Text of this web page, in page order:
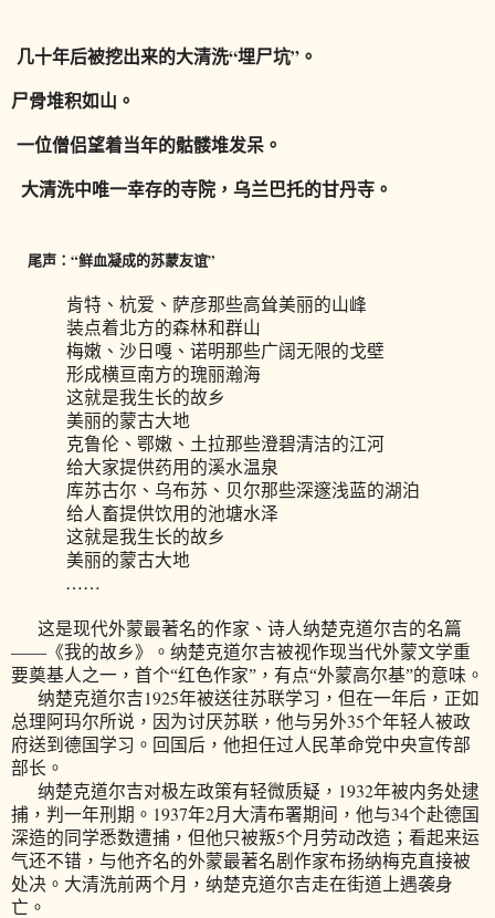
几十年后被挖出来的大清洗“埋尸坑”。
尸骨堆积如山。
一位僧侣望着当年的骷髅堆发呆。
大清洗中唯一幸存的寺院，乌兰巴托的甘丹寺。
尾声：“鲜血凝成的苏蒙友谊”
肯特、杭爱、萨彦那些高耸美丽的山峰
装点着北方的森林和群山
梅嫩、沙日嘎、诺明那些广阔无限的戈壁
形成横亘南方的瑰丽瀚海
这就是我生长的故乡
美丽的蒙古大地
克鲁伦、鄂嫩、土拉那些澄碧清洁的江河
给大家提供药用的溪水温泉
库苏古尔、乌布苏、贝尔那些深邃浅蓝的湖泊
给人畜提供饮用的池塘水泽
这就是我生长的故乡
美丽的蒙古大地
……
这是现代外蒙最著名的作家、诗人纳楚克道尔吉的名篇
——《我的故乡》。纳楚克道尔吉被视作现当代外蒙文学重
要奠基人之一，首个“红色作家”，有点“外蒙高尔基”的意味。
纳楚克道尔吉1925年被送往苏联学习，但在一年后，正如
总理阿玛尔所说，因为讨厌苏联，他与另外35个年轻人被政
府送到德国学习。回国后，他担任过人民革命党中央宣传部
部长。
纳楚克道尔吉对极左政策有轻微质疑， 1932年被内务处逮
捕，判一年刑期。 1937年2月大清布署期间，他与34个赴德国
深造的同学悉数遭捕，但他只被叛5个月劳动改造；看起来运
气还不错，与他齐名的外蒙最著名剧作家布扬纳梅克直接被
处决。大清洗前两个月，纳楚克道尔吉走在街道上遇袭身
亡。